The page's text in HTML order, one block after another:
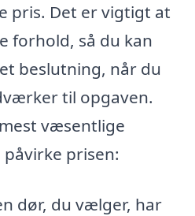
pris. Det er vigtigt at
forhold, så du kan
beslutning, når du
til opgaven.
væsentlige
prisen:
dør, du vælger, har